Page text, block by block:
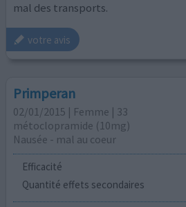
mal des transports.
votre avis
Primperan
02/01/2015 | Femme | 33
métoclopramide (10mg)
Nausée - mal au coeur
Efficacité
Quantité effets secondaires